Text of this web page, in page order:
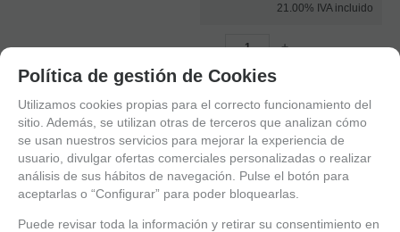
21.00% IVA incluido
- +
AÑADIR A CESTA
MARCA
FUNKO
Política de gestión de Cookies
Utilizamos cookies propias para el correcto funcionamiento del
sitio. Además, se utilizan otras de terceros que analizan cómo
se usan nuestros servicios para mejorar la experiencia de
usuario, divulgar ofertas comerciales personalizadas o realizar
análisis de sus hábitos de navegación. Pulse el botón para
aceptarlas o “Configurar” para poder bloquearlas.
Puede revisar toda la información y retirar su consentimiento en